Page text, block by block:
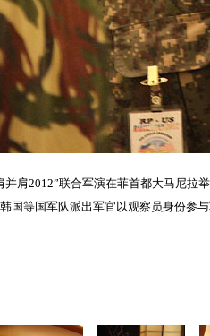
并肩2012”联合军演在菲首都大马尼
国等国军队派出军官以观察员身份参